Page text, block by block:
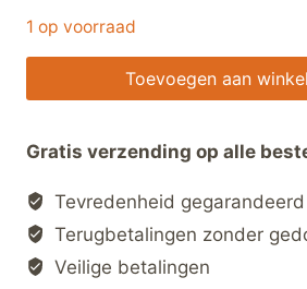
1 op voorraad
Geurballen
–
2
Paar
–
Tegen
Toevoegen aan
Gratis verzending op alle
Tevredenheid gegarandeerd
Terugbetalingen zonder
Veilige betalingen